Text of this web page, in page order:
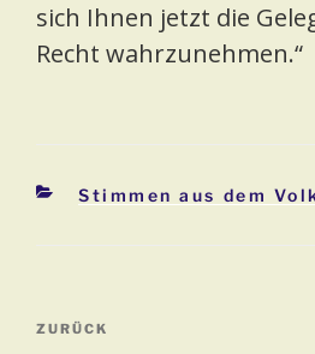
sich Ihnen jetzt die
Recht wahrzunehmen.“
Kategorien
Stimmen aus dem
Beitragsnavigation
Vorheriger
ZURÜCK